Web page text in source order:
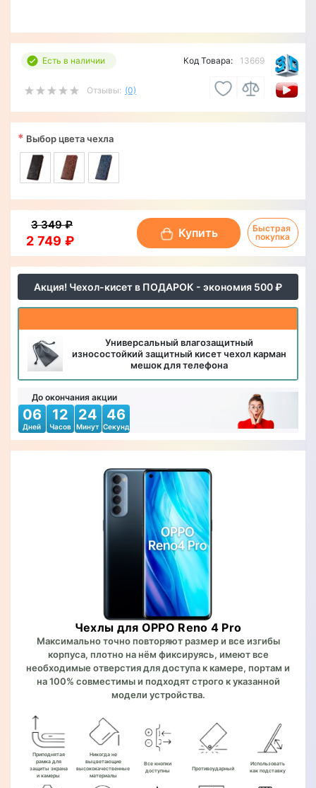
Есть в наличии
Отзывы: (0)
Код Товара: 13669
Акция! Чехол-кисет в ПОДАРОК - экономия 500 ₽
Универсальный влагозащитный
износостойкий защитный кисет чехол карман
мешок для телефона
До окончания акции
06
Дней
12
Часов
24
Минут
44
Секунд
Чехлы для OPPO Reno 4 Pro
Максимально точно повторяют размер и все изгибы
корпуса, плотно на нём фиксируясь, имеют все
необходимые отверстия для доступа к камере, портам и
на 100% совместимы и подходят строго к указанной
модели устройства.
Приподнятая
рамка для
защиты экрана
и камеры
Никогда не
выцветающие
высококачественные
материалы
Все кнопки
доступны
Противоударный
Использовать
как подставку
* Выбор цвета чехла
2 749 ₽
3 349 ₽
Купить
Быстрая
покупка